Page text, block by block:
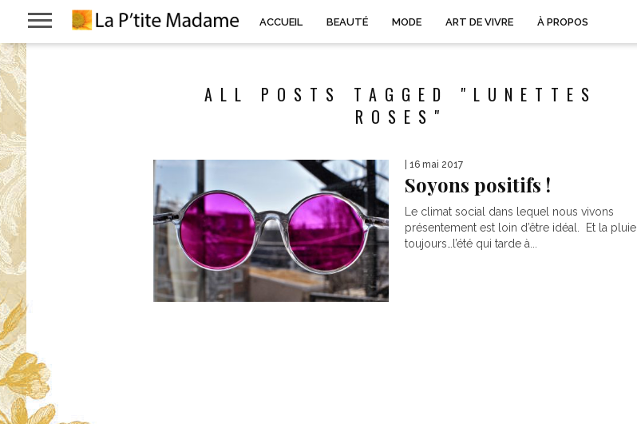
ACCUEIL BEAUTÉ MODE ART DE VIVRE À PROPOS
ALL POSTS TAGGED "LUNETTES
ROSES"
| 16 mai 2017
Soyons positifs !
Le climat social dans lequel nous vivons
présentement est loin d’être idéal. Et la pluie
toujours…l’été qui tarde à...